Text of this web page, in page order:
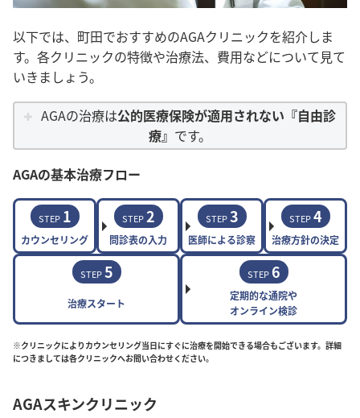
以下では、町田でおすすめのAGAクリニックを紹介しま
す。各クリニックの特徴や治療法、費用などについて見て
いきましょう。
AGAの治療は公的医療保険が適用されない『自由診
療』 です。
AGAの基本治療フロー
STEP 1
カウンセリング
STEP 2
問診表の入力
STEP 3
医師による診察
STEP 4
治療方針の決定
STEP 5
治療スタート
STEP 6
定期的な通院や
オンライン検診
※クリニックによりカウンセリング当日にすぐに治療を開始できる場合もございます。詳細
につきましては各クリニックへお問い合わせください。
AGAスキンクリニック